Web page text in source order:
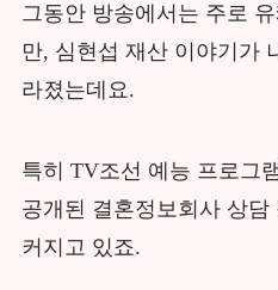
그동안 방송에서는 주로
만, 심현섭 재산 이야기가
라졌는데요.
특히 TV조선 예능 프로그
공개된 결혼정보회사 상담
커지고 있죠.